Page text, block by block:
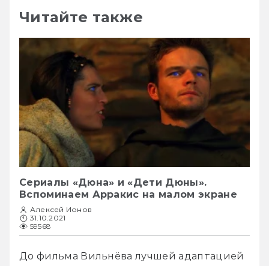
Читайте также
Сериалы «Дюна» и «Дети Дюны».
Вспоминаем Арракис на малом экране
Алексей Ионов
31.10.2021
59568
До фильма Вильнёва лучшей адаптацией